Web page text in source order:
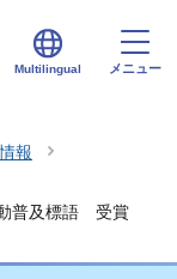
Multilingual メニュー
報
普及標語 受賞